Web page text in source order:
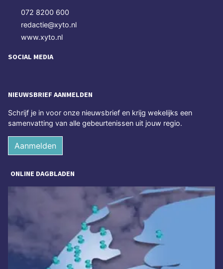
072 8200 600
redactie@xyto.nl
www.xyto.nl
SOCIAL MEDIA
NIEUWSBRIEF AANMELDEN
Schrijf je in voor onze nieuwsbrief en krijg wekelijks een
samenvatting van alle gebeurtenissen uit jouw regio.
Aanmelden
ONLINE DAGBLADEN